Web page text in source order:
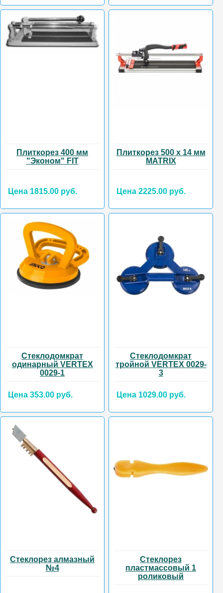
Плиткорез 400 мм
"Эконом" FIT
Цена 1815.00 руб.
Плиткорез 500 х 14 мм
MATRIX
Цена 2225.00 руб.
Стеклодомкрат
одинарный VERTEX
0029-1
Цена 353.00 руб.
Стеклодомкрат
тройной VERTEX 0029-
3
Цена 1029.00 руб.
Стеклорез алмазный
№4
Стеклорез
пластмассовый 1
роликовый